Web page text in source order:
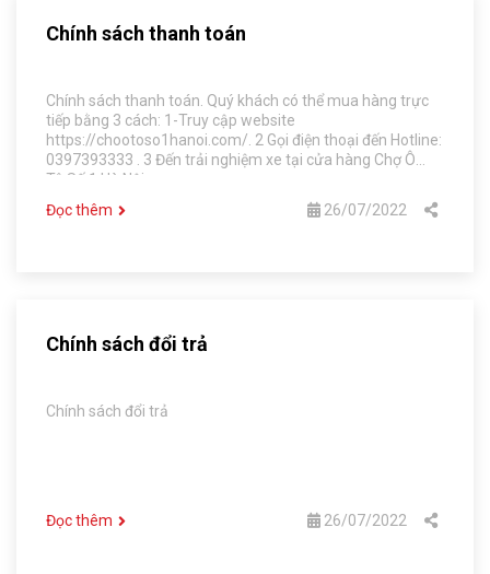
Chính sách thanh toán
Chính sách thanh toán. Quý khách có thể mua hàng trực
tiếp bằng 3 cách: 1-Truy cập website
https://chootoso1hanoi.com/. 2 Gọi điện thoại đến Hotline:
0397393333 . 3 Đến trải nghiệm xe tại cửa hàng Chợ Ô
Tô Số 1 Hà Nội
Đọc thêm
26/07/2022
Chính sách đổi trả
Chính sách đổi trả
Đọc thêm 26/07/2022